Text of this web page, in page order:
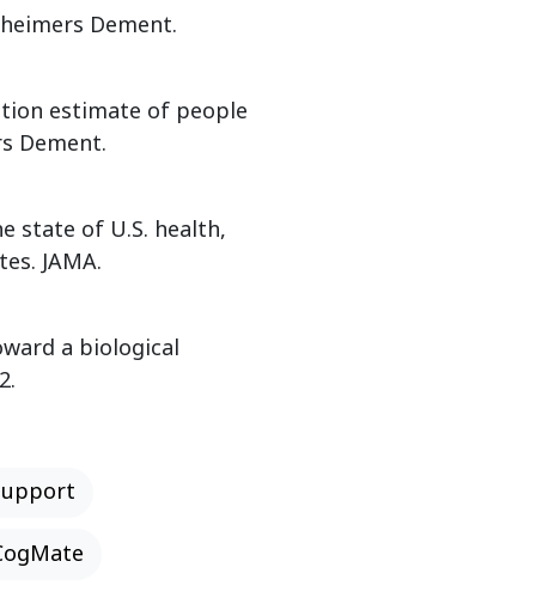
Dement.
estimate of people
Dement.
state of U.S. health,
JAMA.
a biological